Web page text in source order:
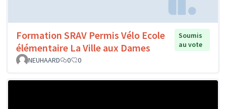
Formation SRAV Permis Vélo Ecole
élémentaire La Ville aux Dames
Soumis
au vote
NEUHAARD
0 0